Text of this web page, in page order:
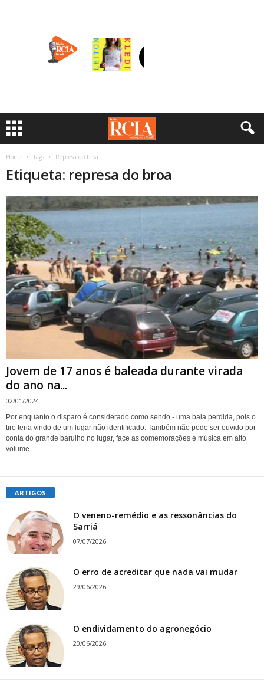
Home Tags Represa do broa
Etiqueta: represa do broa
Jovem de 17 anos é baleada durante virada
do ano na...
02/01/2024
Por enquanto o disparo é considerado como sendo - uma bala perdida, pois o
tiro teria vindo de um lugar não identificado. Também não pode ser ouvido por
conta do grande barulho no lugar, face as comemorações e música em alto
volume.
ARTIGOS
O veneno-remédio e as ressonâncias do
Sarriá
07/07/2026
O erro de acreditar que nada vai mudar
29/06/2026
O endividamento do agronegócio
20/06/2026